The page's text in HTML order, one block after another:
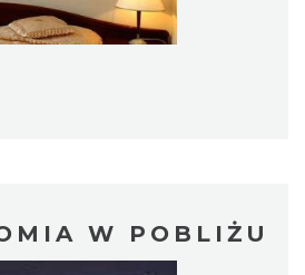
W POBLIŻU